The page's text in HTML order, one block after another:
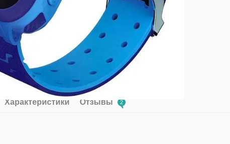
Характеристики Отзывы 2